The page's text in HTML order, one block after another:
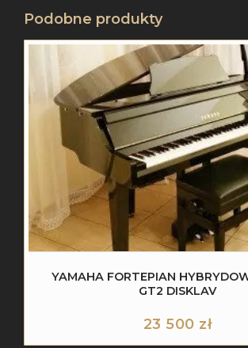
Podobne produkty
YAMAHA FORTEPIAN
GT2 DISKLAV
23 500 zł